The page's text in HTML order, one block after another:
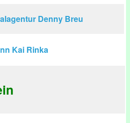
Denny Breu
Kai Rinka